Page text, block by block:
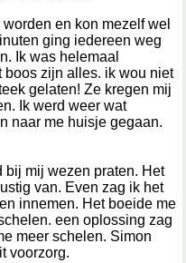
en kon mezelf wel
ging iedereen weg
Ik was helemaal
boos zijn alles. ik wou niet
gelaten! Ze kregen mij
Ik werd weer wat
naar me huisje gegaan.
bij mij wezen praten. Het
van. Even zag ik het
innemen. Het boeide me
een oplossing zag
meer schelen. Simon
voorzorg.